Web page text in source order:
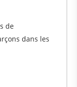
de
dans les